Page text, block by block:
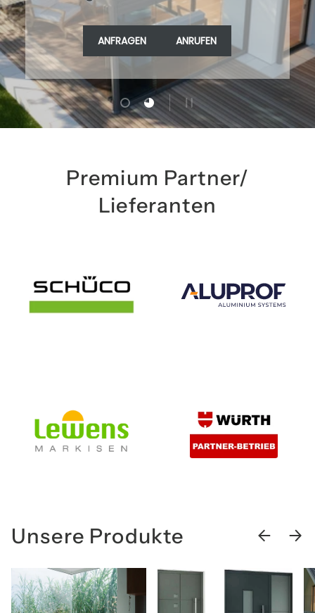
ANFRAGEN ANRUFEN
ANFRAGEN ANRUFEN
Folie laden 1 von 2
Folie laden 2 von 2
SLIDESHOW PAUSIEREN
Premium Partner/
Lieferanten
Unsere Produkte VORHERIGE